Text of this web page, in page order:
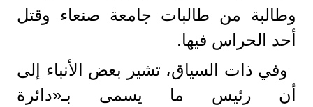
وطالبة من طالبات جامعة صنعاء وقتل
أحد الحراس فيها.
وفي ذات السياق، تشير بعض الأنباء إلى
أن رئيس ما يسمى بـ«دائرة